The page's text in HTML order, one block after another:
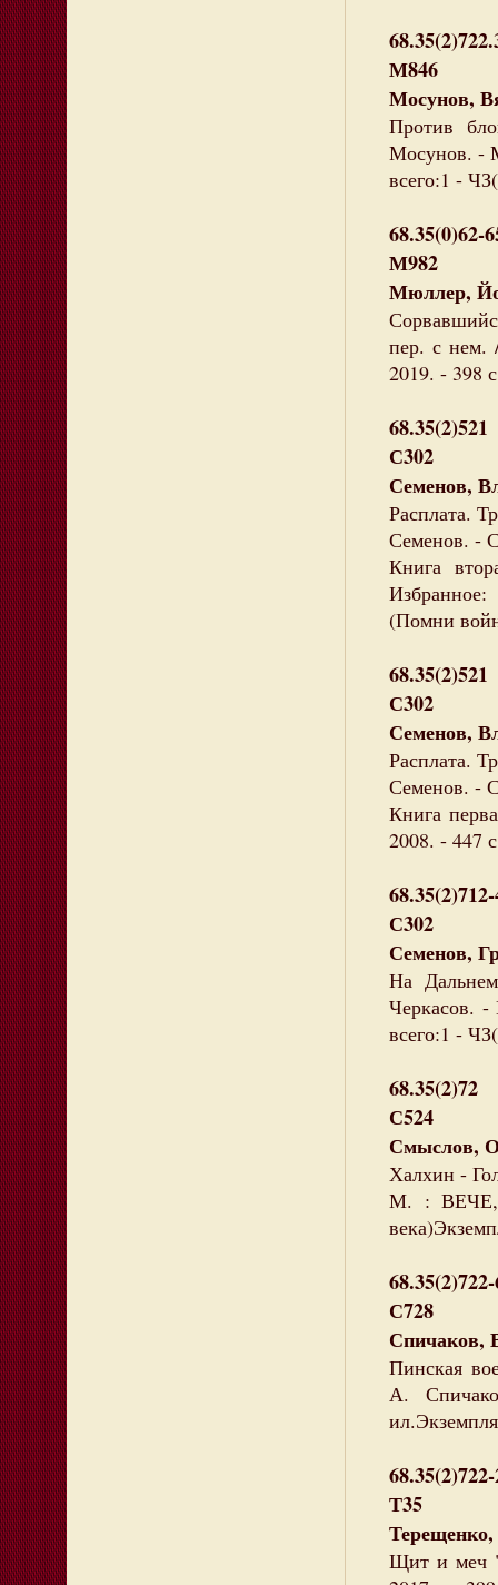
М846
Мосунов,
Против
Мосунов. -
всего:1 -
68.35(0)62-
М982
Мюллер,
пер. с
2019. - 398
68.35(2)521
С302
Семенов,
Расплата.
Семенов. -
Книга
(Помни
68.35(2)521
С302
Семенов,
Расплата.
Семенов. -
Книга
2008. - 447
С302
Семенов,
На
Черкасов.
всего:1 -
68.35(2)72
С524
Смыслов,
Халхин -
М. : ВЕЧЕ,
С728
Спичаков,
Пинская
А.
Т35
Щит и меч